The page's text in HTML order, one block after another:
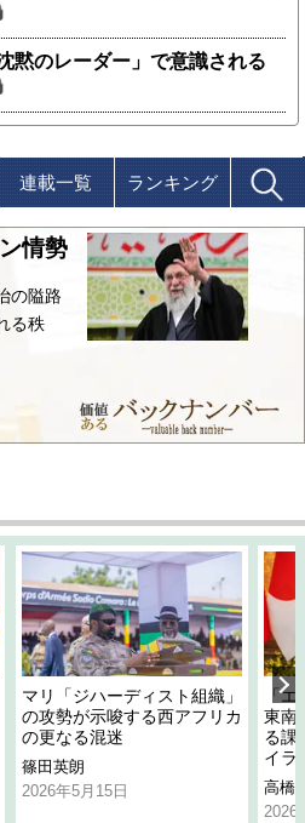
黙のレーダー」で意識される
連載一覧 ランキング
情勢
の隘路
る秩
マリ「ジハーディスト組織」
の攻勢が示唆する西アフリカ
の更なる混迷
篠田英朗
2026年5月15日
「
東南
る課
イラ
高橋
2026